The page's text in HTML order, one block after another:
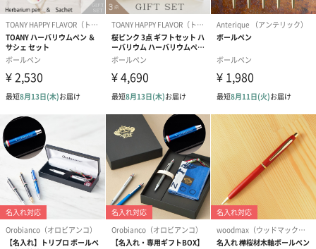
特記事項
ツイスト式
本体には、ボールペン替芯黒Mが標準装備
商品オプション情報
お届けボックスオプション
配送用のダンボールを装飾いたします。お相手のご住所に直接お
送りする際に人気のオプションです。お相手に直接手渡しする場
合は、紙袋との併用もおすすめです。